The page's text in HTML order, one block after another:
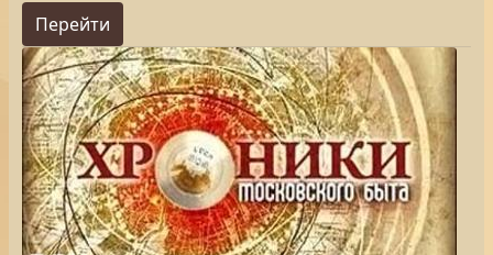
Перейти